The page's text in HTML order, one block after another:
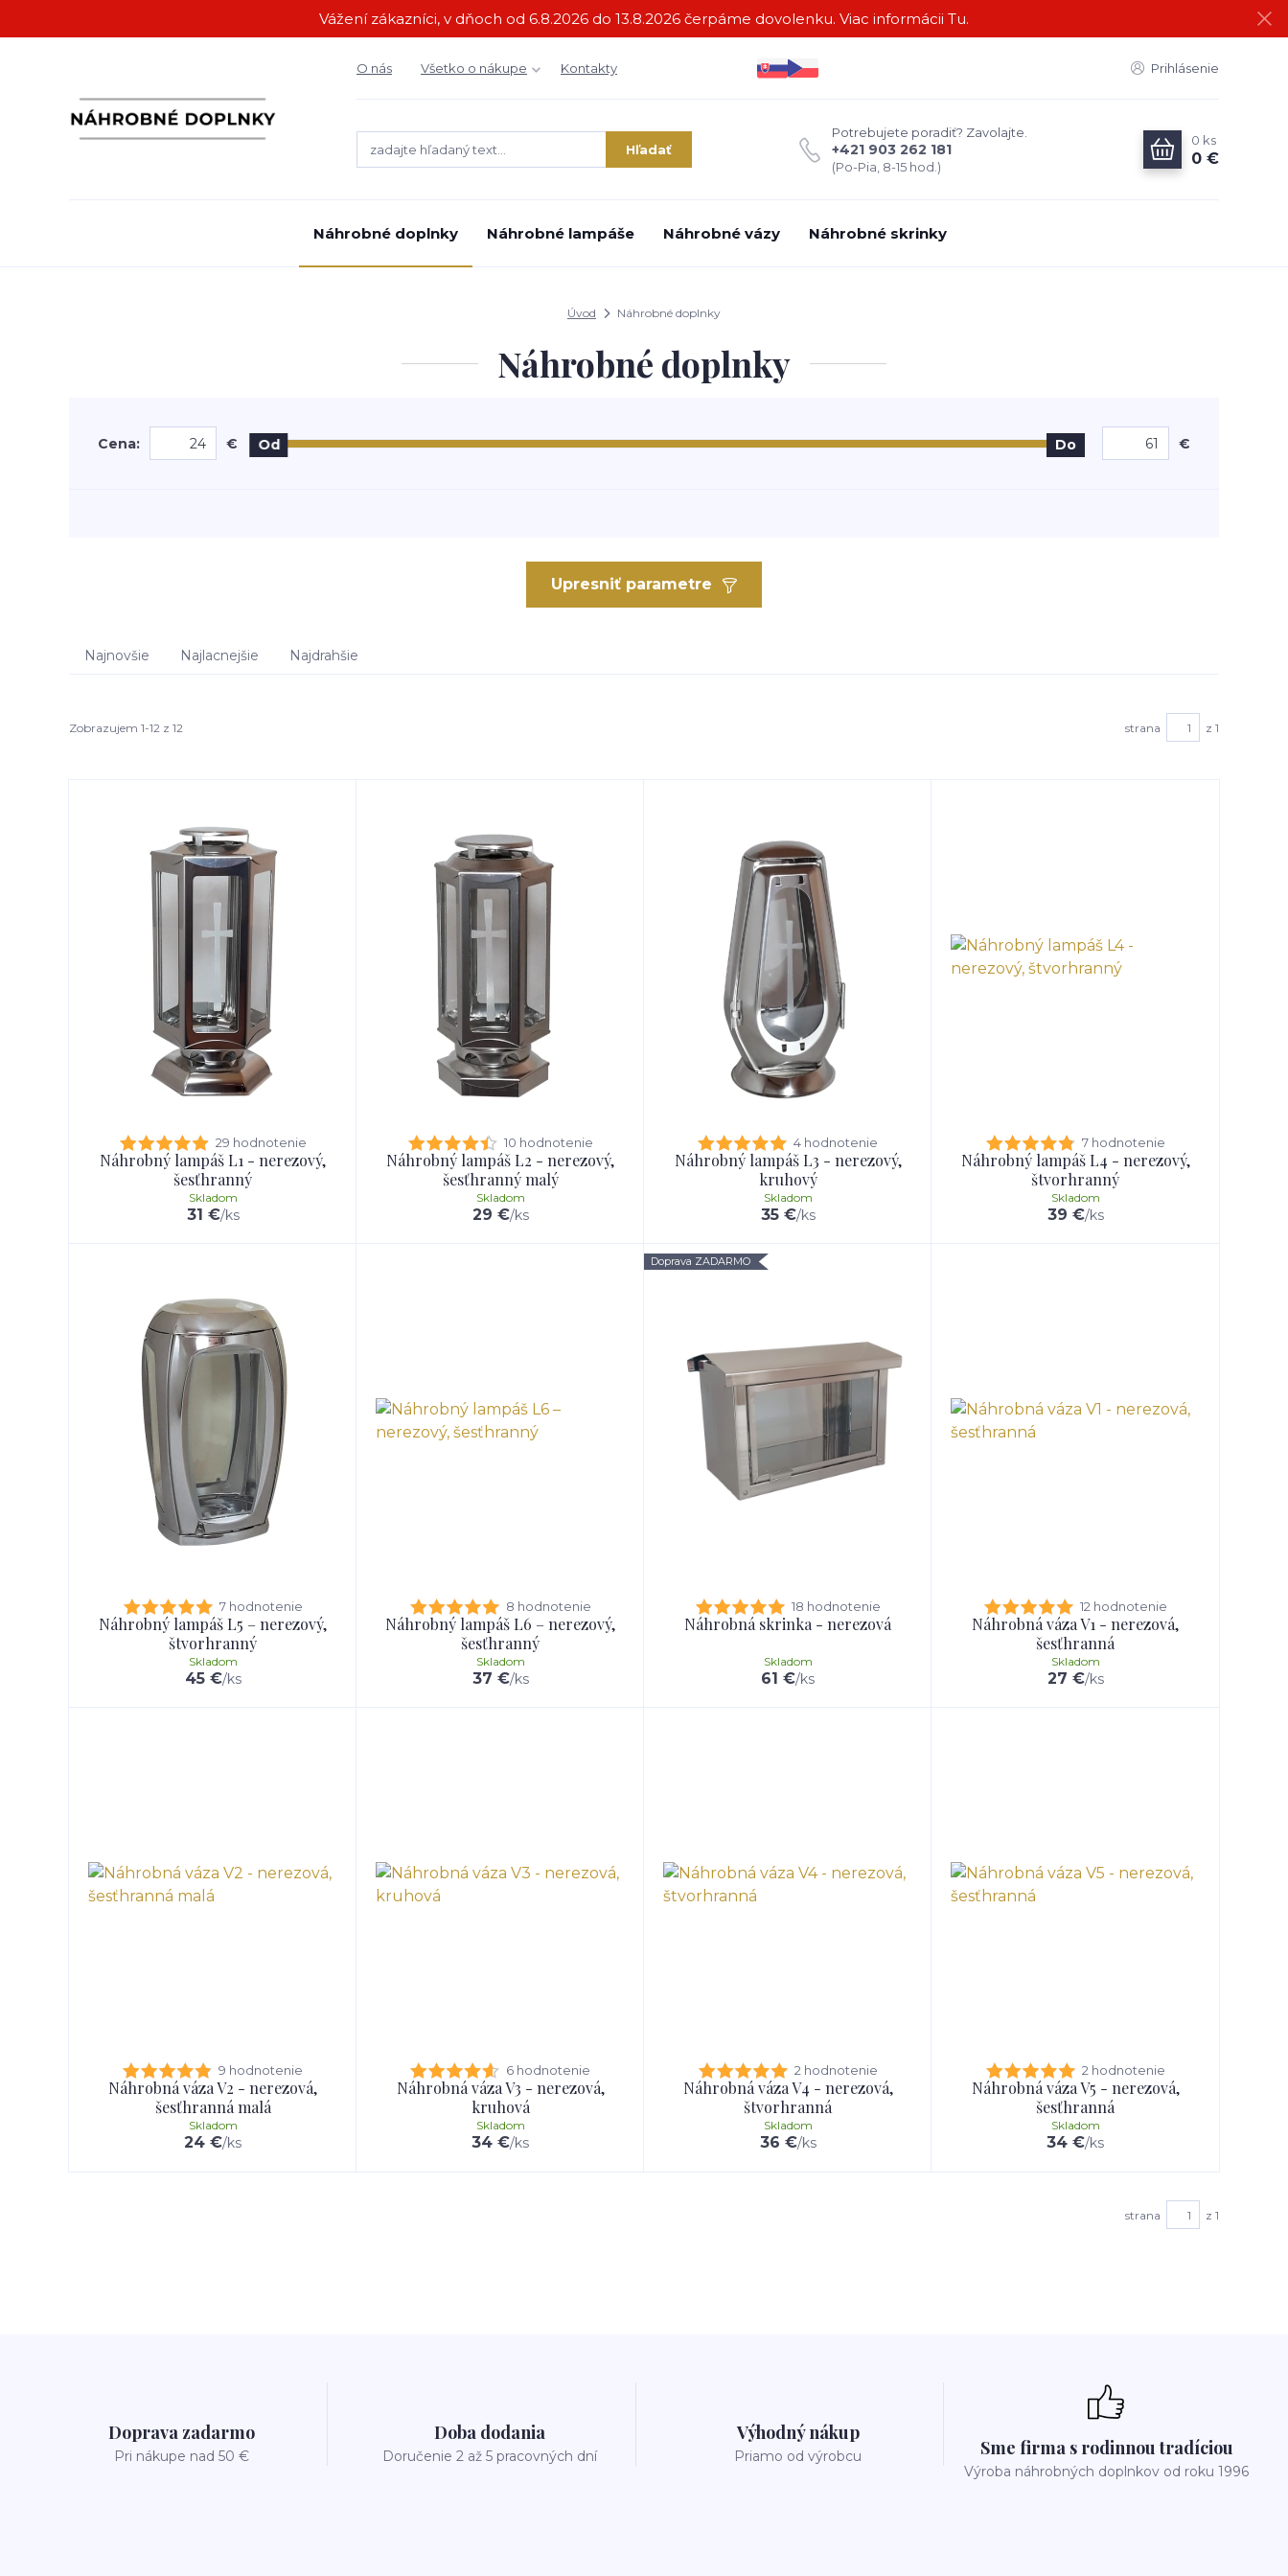
Vážení zákazníci, v dňoch od 6.8.2026 do 13.8.2026 čerpáme dovolenku. Viac informácii Tu.
O nás Všetko o nákupe Kontakty Prihlásenie
Hľadať
Potrebujete poradiť? Zavolajte.
+421 903 262 181
(Po-Pia, 8-15 hod.)
0 ks
0 €
Náhrobné doplnky Náhrobné lampáše Náhrobné vázy Náhrobné skrinky
Úvod Náhrobné doplnky
Náhrobné doplnky
Upresniť parametre
Cena: € Od Do €
Najnovšie Najlacnejšie Najdrahšie
Zobrazujem 1-12 z 12 strana z 1
29 hodnotenie
Náhrobný lampáš L1 - nerezový,
šesťhranný
31 €/ks
Skladom
10 hodnotenie
Náhrobný lampáš L2 - nerezový,
šesťhranný malý
29 €/ks
Skladom
4 hodnotenie
Náhrobný lampáš L3 - nerezový,
kruhový
35 €/ks
Skladom
7 hodnotenie
Náhrobný lampáš L4 - nerezový,
štvorhranný
39 €/ks
Skladom
7 hodnotenie
Náhrobný lampáš L5 – nerezový,
štvorhranný
45 €/ks
Skladom
8 hodnotenie
Náhrobný lampáš L6 – nerezový,
šesťhranný
37 €/ks
Skladom
Doprava ZADARMO
18 hodnotenie
Náhrobná skrinka - nerezová
61 €/ks
Skladom
12 hodnotenie
Náhrobná váza V1 - nerezová,
šesťhranná
27 €/ks
Skladom
9 hodnotenie
Náhrobná váza V2 - nerezová,
šesťhranná malá
24 €/ks
Skladom
6 hodnotenie
Náhrobná váza V3 - nerezová,
kruhová
34 €/ks
Skladom
2 hodnotenie
Náhrobná váza V4 - nerezová,
štvorhranná
36 €/ks
Skladom
2 hodnotenie
Náhrobná váza V5 - nerezová,
šesťhranná
34 €/ks
Skladom
strana z 1
Doprava zadarmo
Pri nákupe nad 50 €
Doba dodania
Doručenie 2 až 5 pracovných dní
Výhodný nákup
Priamo od výrobcu Sme firma s rodinnou tradíciou
Výroba náhrobných doplnkov od roku 1996